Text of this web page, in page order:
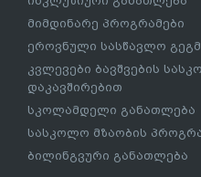
მიმდინარე პროგრამები
ეროვნული სასწავლო
კვლევები ბავშვების
დაკავშირებით
სკოლამდელი განათლება
სასკოლო მზაობის
ბილინგვური განათლება